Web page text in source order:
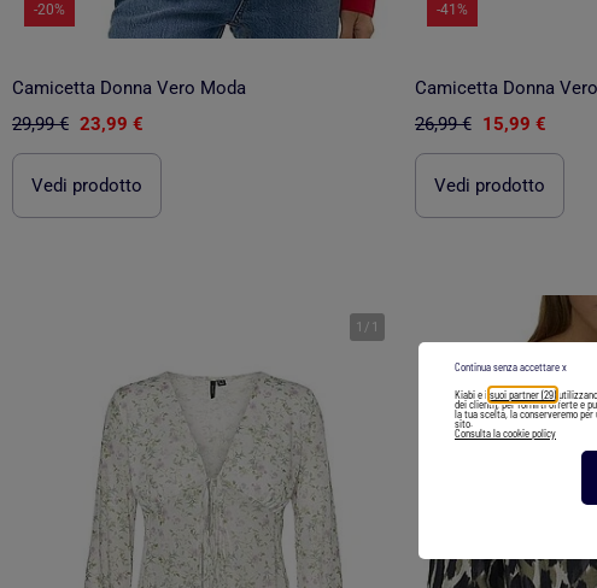
Kiabi e i suoi partner (29)
dei clienti), per fornirti offerte e
la tua scelta, la conserveremo per
sito.
Consulta la cookie policy
Continua senza accettare x
-20%
Camicetta Donna Vero Moda
29,99 € 23,99 €
Vedi prodotto
-41%
Camicetta Donna
26,99 € 15,99 €
Vedi prodotto
1 / 1